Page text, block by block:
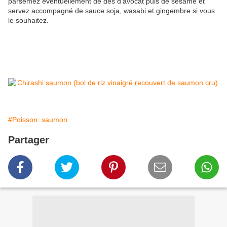
servez accompagné de sauce soja, wasabi et gingembre si vous
le souhaitez.
#Poisson: saumon
Partager